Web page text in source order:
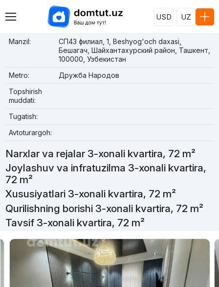
USD UZ
Manzil:
СП43 филиал, 1, Beshyog'och daxasi,
Бешагач, Шайхантахурский район, Ташкент,
100000, Узбекистан
Metro:
Дружба Народов
Topshirish
muddati:
Tugatish:
Avtoturargoh:
Narxlar va rejalar 3-xonali kvartira, 72 m²
Joylashuv va infratuzilma 3-xonali kvartira,
72 m²
Xususiyatlari 3-xonali kvartira, 72 m²
Qurilishning borishi 3-xonali kvartira, 72 m²
Tavsif 3-xonali kvartira, 72 m²